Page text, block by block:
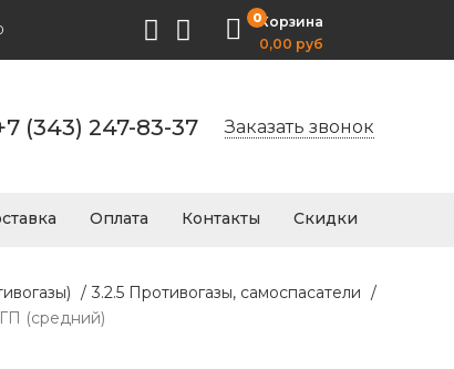
0Корзина
0,00 руб
(343) 247-83-37 Заказать звонок
Оплата Контакты Скидки
/ 3.2.5 Противогазы, самоспасатели /
(средний)